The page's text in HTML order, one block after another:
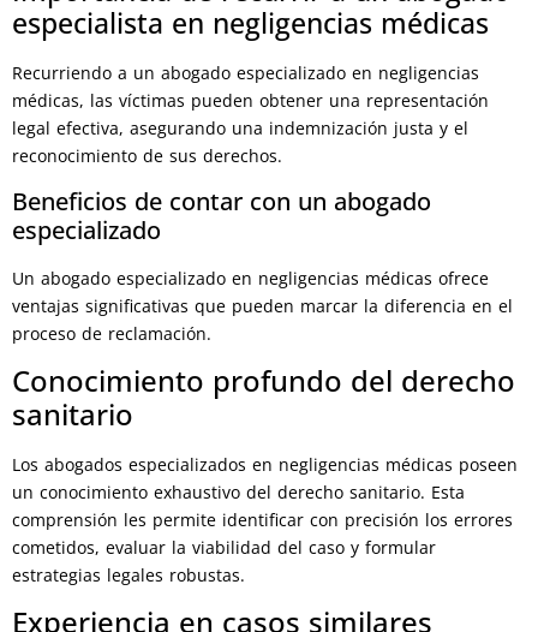
especialista en negligencias médicas
Recurriendo a un abogado especializado en negligencias
médicas, las víctimas pueden obtener una representación
legal efectiva, asegurando una indemnización justa y el
reconocimiento de sus derechos.
Beneficios de contar con un abogado
especializado
Un abogado especializado en negligencias médicas ofrece
ventajas significativas que pueden marcar la diferencia en el
proceso de reclamación.
Conocimiento profundo del derecho
sanitario
Los abogados especializados en negligencias médicas poseen
un conocimiento exhaustivo del derecho sanitario. Esta
comprensión les permite identificar con precisión los errores
cometidos, evaluar la viabilidad del caso y formular
estrategias legales robustas.
Experiencia en casos similares